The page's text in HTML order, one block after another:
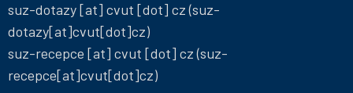
suz-dotazy[at] cvut [dot] cz(suz-
dotazy[at]cvut[dot]cz)
suz-recepce [at] cvut [dot] cz(suz-
recepce[at]cvut[dot]cz)